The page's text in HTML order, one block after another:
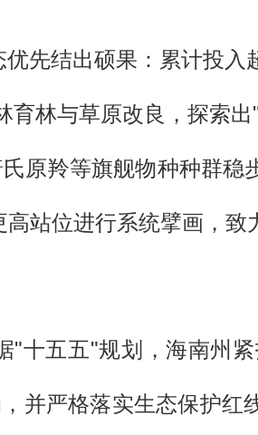
先结出硕果：累计投
育林与草原改良，探索
原羚等旗舰物种种群
站位进行系统擘画，
"十五五"规划，海南州
并严格落实生态保护